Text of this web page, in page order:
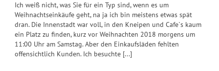
Ich weiß nicht, was Sie für ein Typ sind, wenn es um
Weihnachtseinkäufe geht, na ja ich bin meistens etwas spät
dran. Die Innenstadt war voll, in den Kneipen und Cafe`s kaum
ein Platz zu finden, kurz vor Weihnachten 2018 morgens um
11:00 Uhr am Samstag. Aber den Einkaufsläden fehlten
offensichtlich Kunden. Ich besuchte [...]